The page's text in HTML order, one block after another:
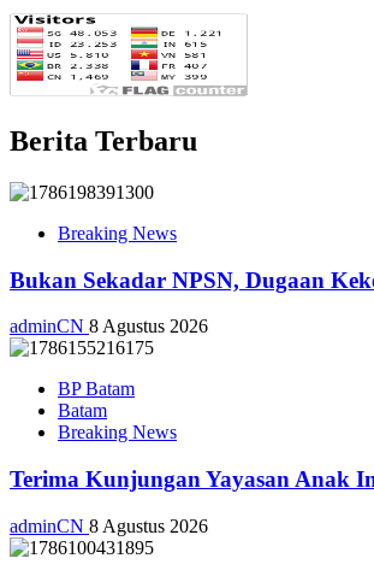
Berita Terbaru
Breaking News
Bukan Sekadar NPSN, Dugaan
adminCN 8 Agustus 2026
BP Batam
Batam
Breaking News
Terima Kunjungan Yayasan Anak
adminCN 8 Agustus 2026